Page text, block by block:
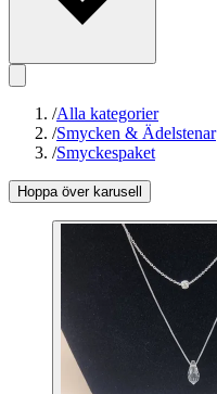
/Alla kategorier
/Smycken & Ädelstenar
/Smyckespaket
Hoppa över karusell